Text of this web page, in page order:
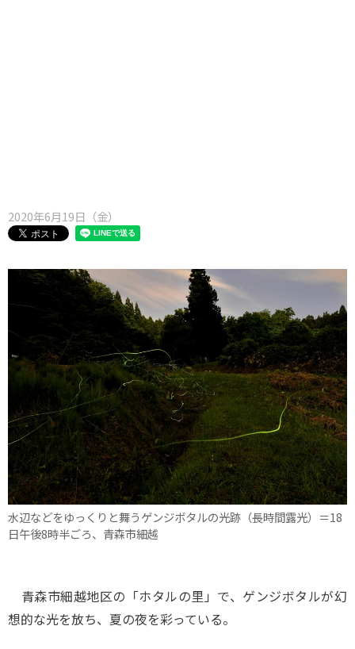
2020年6月19日（金）
水辺などをゆっくりと舞うゲンジボタルの光跡（長時間露光）＝18
日午後8時半ごろ、青森市細越
青森市細越地区の「ホタルの里」で、ゲンジボタルが幻
想的な光を放ち、夏の夜を彩っている。